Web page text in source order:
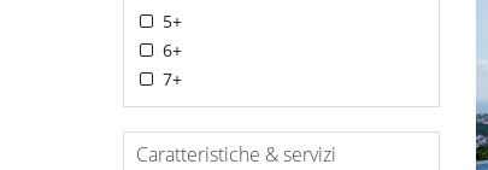
5+
6+
7+
Caratteristiche & servizi